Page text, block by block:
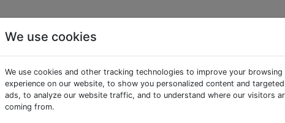
in Ubuntu
We use cookies
We use cookies and other tracking technologies to improve your browsing
experience on our website, to show you personalized content and targeted
ads, to analyze our website traffic, and to understand where our visitors
coming from.